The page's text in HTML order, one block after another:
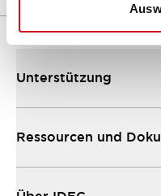
Unterstützung
Ressourcen und